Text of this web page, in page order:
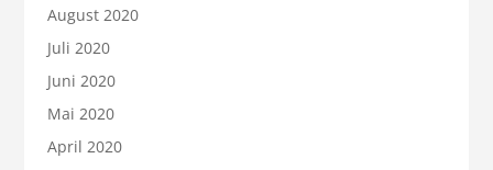
August 2020
Juli 2020
Juni 2020
Mai 2020
April 2020